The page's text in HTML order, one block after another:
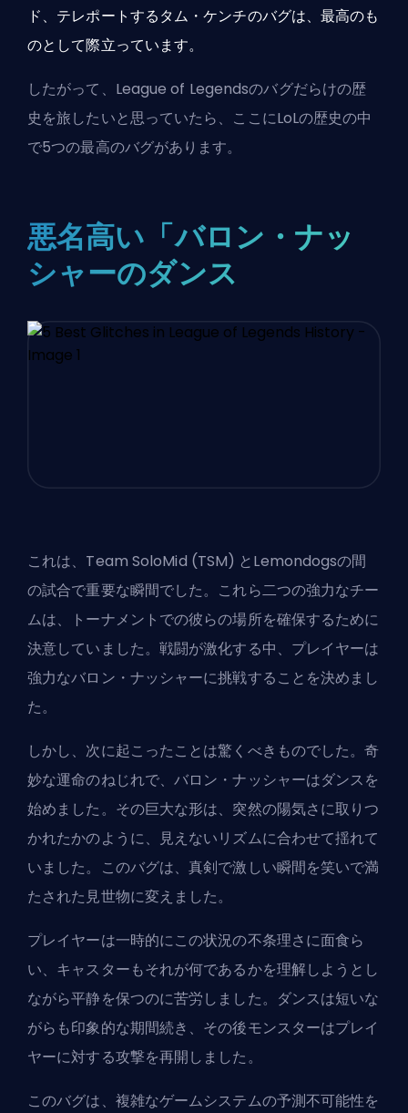
ド、テレポートするタム・ケンチのバグは、最高のも
のとして際立っています。
したがって、League of Legendsのバグだらけの歴
史を旅したいと思っていたら、ここにLoLの歴史の中
で5つの最高のバグがあります。
悪名高い「バロン・ナッ
シャーのダンス
これは、Team SoloMid (TSM) とLemondogsの間
の試合で重要な瞬間でした。これら二つの強力なチー
ムは、トーナメントでの彼らの場所を確保するために
決意していました。戦闘が激化する中、プレイヤーは
強力なバロン・ナッシャーに挑戦することを決めまし
た。
しかし、次に起こったことは驚くべきものでした。奇
妙な運命のねじれで、バロン・ナッシャーはダンスを
始めました。その巨大な形は、突然の陽気さに取りつ
かれたかのように、見えないリズムに合わせて揺れて
いました。このバグは、真剣で激しい瞬間を笑いで満
たされた見世物に変えました。
プレイヤーは一時的にこの状況の不条理さに面食ら
い、キャスターもそれが何であるかを理解しようとし
ながら平静を保つのに苦労しました。ダンスは短いな
がらも印象的な期間続き、その後モンスターはプレイ
ヤーに対する攻撃を再開しました。
このバグは、複雑なゲームシステムの予測不可能性を